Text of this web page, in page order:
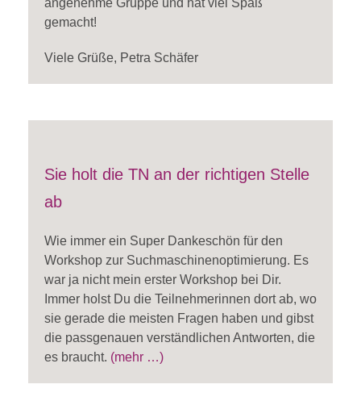
gemacht!
Viele Grüße, Petra Schäfer
Sie holt die TN an der richtigen Stelle
ab
Wie immer ein Super Dankeschön für den
Workshop zur Suchmaschinenoptimierung. Es
war ja nicht mein erster Workshop bei Dir.
Immer holst Du die Teilnehmerinnen dort ab, wo
sie gerade die meisten Fragen haben und gibst
die passgenauen verständlichen Antworten, die
es braucht. (mehr …)